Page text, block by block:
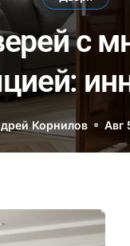
с
и
доме
Корнилов Авг